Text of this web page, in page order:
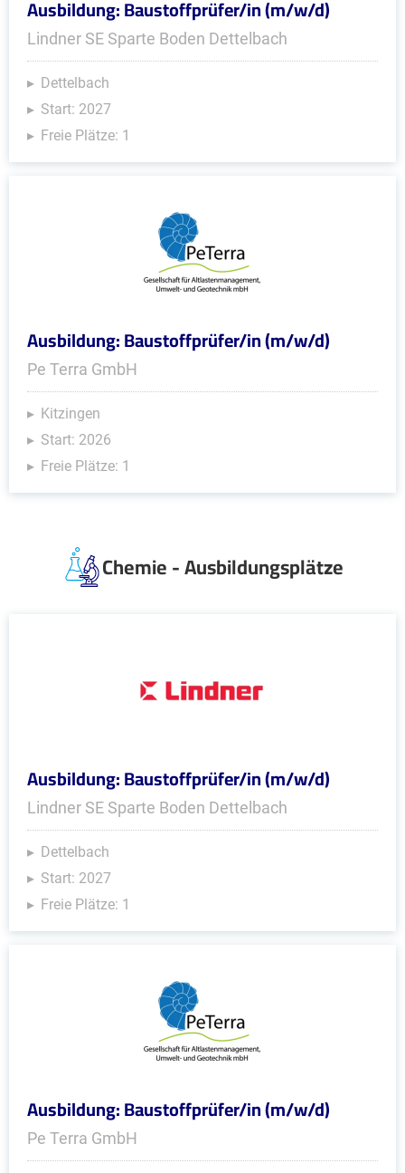
Ausbildung: Baustoffprüfer/in (m/w/d)
Lindner SE Sparte Boden Dettelbach
Dettelbach
Start: 2027
Freie Plätze: 1
Ausbildung: Baustoffprüfer/in (m/w/d)
Pe Terra GmbH
Kitzingen
Start: 2026
Freie Plätze: 1
Chemie - Ausbildungsplätze
Ausbildung: Baustoffprüfer/in (m/w/d)
Lindner SE Sparte Boden Dettelbach
Dettelbach
Start: 2027
Freie Plätze: 1
Ausbildung: Baustoffprüfer/in (m/w/d)
Pe Terra GmbH